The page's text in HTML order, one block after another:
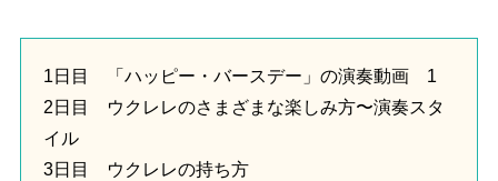
1日目 「ハッピー・バースデー」の演奏動画 1
2日目 ウクレレのさまざまな楽しみ方〜演奏スタ
イル
3日目 ウクレレの持ち方